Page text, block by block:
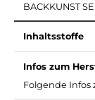
BACKKUNST
Inhaltsstoffe
Infos zum
Folgende Infos